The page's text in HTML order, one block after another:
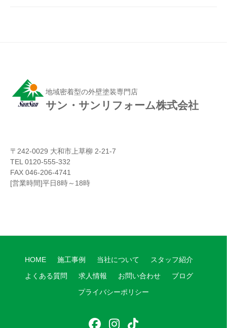
地域密着型の外壁塗装専門店
サン・サンリフォーム株式会社
〒242-0029 大和市上草柳 2-21-7
TEL 0120-555-332
FAX 046-206-4741
[営業時間]平日8時～18時
HOME 施工事例 当社について スタッフ紹介
よくある質問 求人情報 お問い合わせ ブログ
プライバシーポリシー
フ イ テ